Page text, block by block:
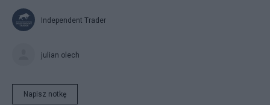
Independent Trader
julian olech
Napisz notkę